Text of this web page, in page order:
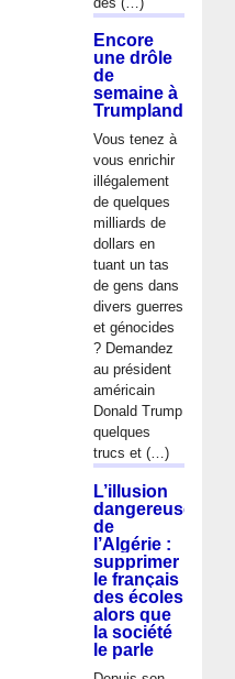
Encore
une drôle
de
semaine à
Trumpland
Vous tenez à
vous enrichir
illégalement
de quelques
milliards de
dollars en
tuant un tas
de gens dans
divers guerres
et génocides
? Demandez
au président
américain
Donald Trump
quelques
trucs et (…)
L’illusion
dangereuse
de
l’Algérie :
supprimer
le français
des écoles
alors que
la société
le parle